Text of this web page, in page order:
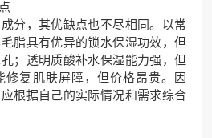
分，其优缺点也不尽相同。以常
脂具有优异的锁水保湿功效，但
；透明质酸补水保湿能力强，但
修复肌肤屏障，但价格昂贵。因
根据自己的实际情况和需求综合